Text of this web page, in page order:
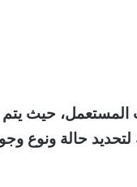
المستعمل، حيث يتم
حالة ونوع